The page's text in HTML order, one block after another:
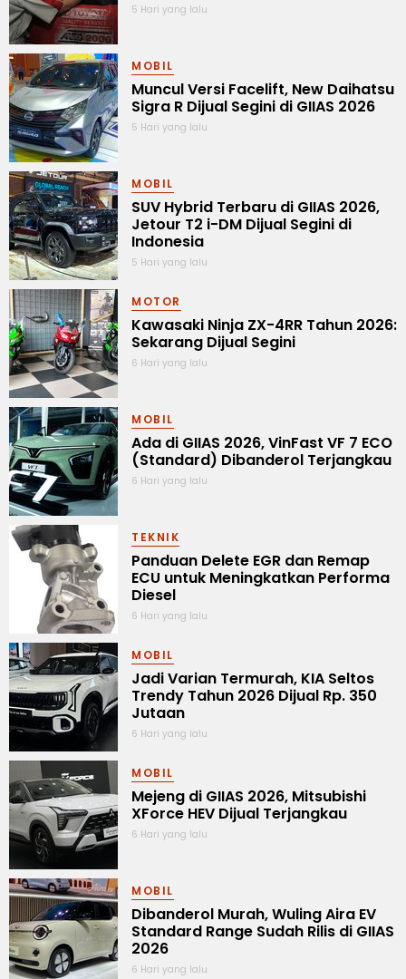
5 Hari yang lalu
MOBIL
Muncul Versi Facelift, New Daihatsu
Sigra R Dijual Segini di GIIAS 2026
5 Hari yang lalu
MOBIL
SUV Hybrid Terbaru di GIIAS 2026,
Jetour T2 i-DM Dijual Segini di
Indonesia
5 Hari yang lalu
MOTOR
Kawasaki Ninja ZX-4RR Tahun 2026:
Sekarang Dijual Segini
6 Hari yang lalu
MOBIL
Ada di GIIAS 2026, VinFast VF 7 ECO
(Standard) Dibanderol Terjangkau
6 Hari yang lalu
TEKNIK
Panduan Delete EGR dan Remap
ECU untuk Meningkatkan Performa
Diesel
6 Hari yang lalu
MOBIL
Jadi Varian Termurah, KIA Seltos
Trendy Tahun 2026 Dijual Rp. 350
Jutaan
6 Hari yang lalu
MOBIL
Mejeng di GIIAS 2026, Mitsubishi
XForce HEV Dijual Terjangkau
6 Hari yang lalu
MOBIL
Dibanderol Murah, Wuling Aira EV
Standard Range Sudah Rilis di GIIAS
2026
6 Hari yang lalu